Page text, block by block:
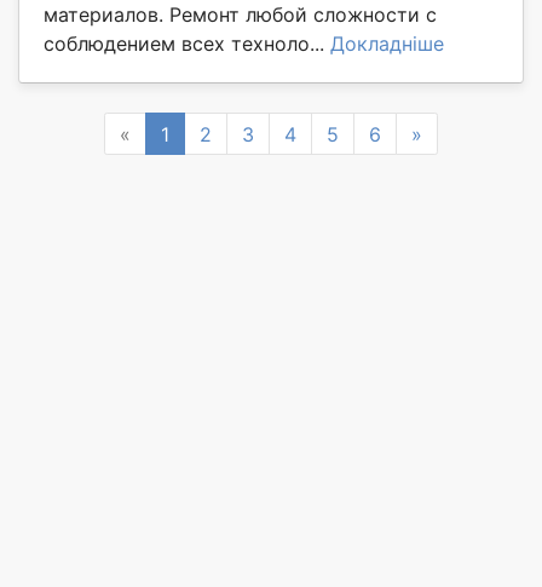
материалов. Ремонт любой сложности с
соблюдением всех техноло... Докладніше
« Previous
1 2 3 4 5 6 »